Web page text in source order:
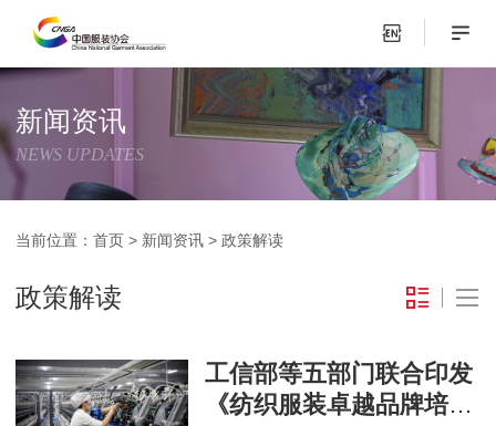
新闻资讯
NEWS UPDATES
当前位置：首页 > 新闻资讯 >政策解读
政策解读
工信部等五部门联合印发
《纺织服装卓越品牌培育